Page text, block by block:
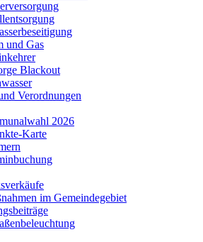
und Gas
Blackout
Verordnungen
2026
Karte
im Gemeindegebiet